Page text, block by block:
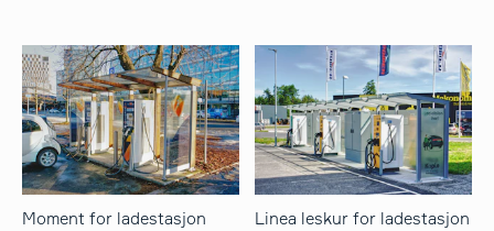
Moment for ladestasjon Linea leskur for ladestasjon